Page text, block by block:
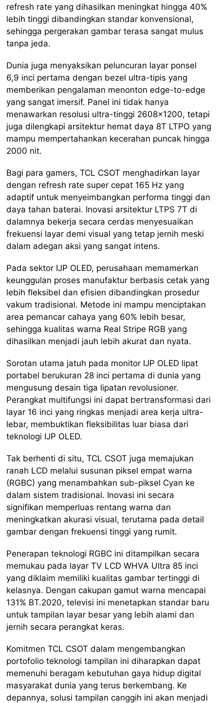
refresh rate yang dihasilkan meningkat hingga 40%
lebih tinggi dibandingkan standar konvensional,
sehingga pergerakan gambar terasa sangat mulus
tanpa jeda.
Dunia juga menyaksikan peluncuran layar ponsel
6,9 inci pertama dengan bezel ultra-tipis yang
memberikan pengalaman menonton edge-to-edge
yang sangat imersif. Panel ini tidak hanya
menawarkan resolusi ultra-tinggi 2608×1200, tetapi
juga dilengkapi arsitektur hemat daya 8T LTPO yang
mampu mempertahankan kecerahan puncak hingga
2000 nit.
Bagi para gamers, TCL CSOT menghadirkan layar
dengan refresh rate super cepat 165 Hz yang
adaptif untuk menyeimbangkan performa tinggi dan
daya tahan baterai. Inovasi arsitektur LTPS 7T di
dalamnya bekerja secara cerdas menyesuaikan
frekuensi layar demi visual yang tetap jernih meski
dalam adegan aksi yang sangat intens.
Pada sektor IJP OLED, perusahaan memamerkan
keunggulan proses manufaktur berbasis cetak yang
lebih fleksibel dan efisien dibandingkan prosedur
vakum tradisional. Metode ini mampu menciptakan
area pemancar cahaya yang 60% lebih besar,
sehingga kualitas warna Real Stripe RGB yang
dihasilkan menjadi jauh lebih akurat dan nyata.
Sorotan utama jatuh pada monitor IJP OLED lipat
portabel berukuran 28 inci pertama di dunia yang
mengusung desain tiga lipatan revolusioner.
Perangkat multifungsi ini dapat bertransformasi dari
layar 16 inci yang ringkas menjadi area kerja ultra-
lebar, membuktikan fleksibilitas luar biasa dari
teknologi IJP OLED.
Tak berhenti di situ, TCL CSOT juga memajukan
ranah LCD melalui susunan piksel empat warna
(RGBC) yang menambahkan sub-piksel Cyan ke
dalam sistem tradisional. Inovasi ini secara
signifikan memperluas rentang warna dan
meningkatkan akurasi visual, terutama pada detail
gambar dengan frekuensi tinggi yang rumit.
Penerapan teknologi RGBC ini ditampilkan secara
memukau pada layar TV LCD WHVA Ultra 85 inci
yang diklaim memiliki kualitas gambar tertinggi di
kelasnya. Dengan cakupan gamut warna mencapai
131% BT.2020, televisi ini menetapkan standar baru
untuk tampilan layar besar yang lebih alami dan
jernih secara perangkat keras.
Komitmen TCL CSOT dalam mengembangkan
portofolio teknologi tampilan ini diharapkan dapat
memenuhi beragam kebutuhan gaya hidup digital
masyarakat dunia yang terus berkembang. Ke
depannya, solusi tampilan canggih ini akan menjadi